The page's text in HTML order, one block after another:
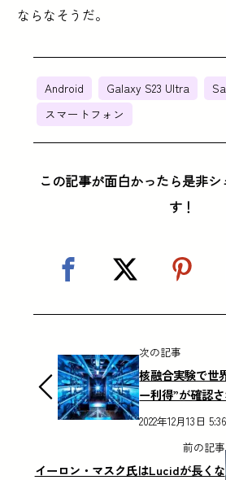
ならなそうだ。
Android Galaxy S23 Ultra
スマートフォン
この記事が面白かったら是非
す！
次の記事
核融合実験で世
ー利得”が確認
2022年12月13日 5:36
前の記事
イーロン・マスク氏はLucidが長くな